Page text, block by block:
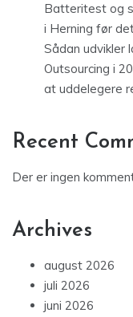
Batteritest og
i Herning før
Sådan udvikler
Outsourcing i
at uddelegere
Recent
Der er ingen
Archives
august 2026
juli 2026
juni 2026